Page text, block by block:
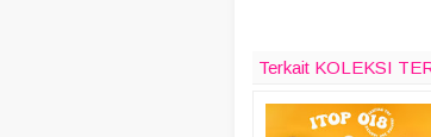
Terkait KOLEKSI